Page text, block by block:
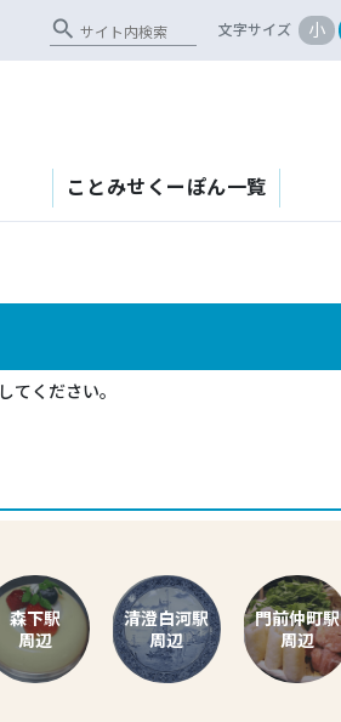
search 文字サイズ 小
ことみせくーぽん一覧
ください。
森下駅
周辺
清澄白河駅
周辺
門前仲町駅
周辺